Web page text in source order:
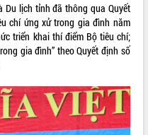
Du lịch tỉnh đã thông qua Quyết
chí ứng xử trong gia đình năm
triển khai thí điểm Bộ tiêu chí;
gia đình” theo Quyết định số